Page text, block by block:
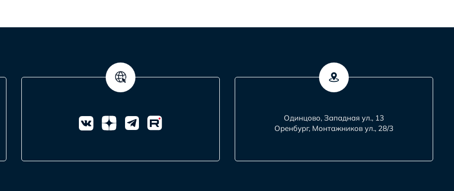
Одинцово, Западная ул., 13
Оренбург, Монтажников ул., 28/3